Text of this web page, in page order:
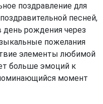
поздравление для
песней,
рождения через
пожелания
элементы любимой
больше эмоций к
момент